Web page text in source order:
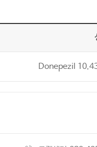
Donepezil